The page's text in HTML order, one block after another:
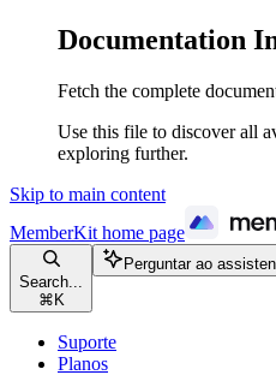
Documentation
Fetch the complete
Use this file to discover all
exploring further.
Skip to main content
MemberKit home page
Search...
⌘ K
Perguntar ao
Suporte
Planos